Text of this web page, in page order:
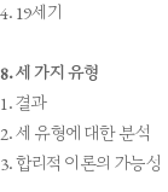
4. 19세기
8. 세 가지 유형
1. 결과
2. 세 유형에 대한 분석
3. 합리적 이론의 가능성